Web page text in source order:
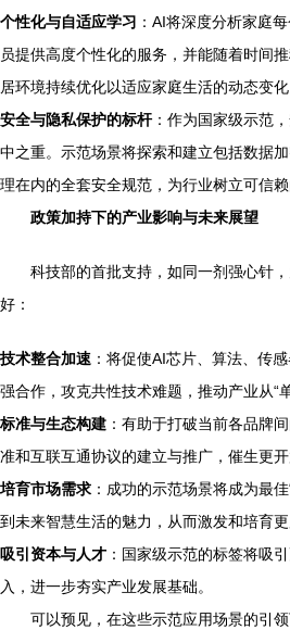
个性化与自适应学习 ：AI将深度分析家庭
员提供高度个性化的服务，并能随着时间
居环境持续优化以适应家庭生活的动态变化
安全与隐私保护的标杆：作为国家级示范
中之重。示范场景将探索和建立包括数据
理在内的全套安全规范，为行业树立可信赖
政策加持下的产业影响与未来展望
科技部的首批支持，如同一剂强心针
好：
技术整合加速 ：将促使AI芯片、算法、传
强合作，攻克共性技术难题，推动产业从“
标准与生态构建 ：有助于打破当前各品牌
准和互联互通协议的建立与推广，催生更开
培育市场需求 ：成功的示范场景将成为最
到未来智慧生活的魅力，从而激发和培育更
吸引资本与人才 ：国家级示范的标签将吸
入，进一步夯实产业发展基础。
可以预见，在这些示范应用场景的引